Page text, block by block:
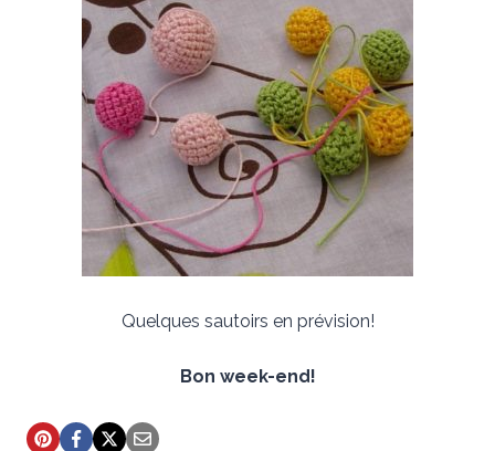
Quelques sautoirs en prévision!
Bon week-end!